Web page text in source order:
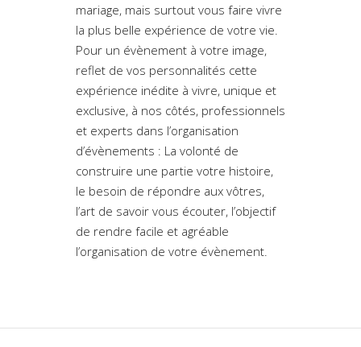
mariage, mais surtout vous faire vivre
la plus belle expérience de votre vie.
Pour un évènement à votre image,
reflet de vos personnalités cette
expérience inédite à vivre, unique et
exclusive, à nos côtés, professionnels
et experts dans l’organisation
d’évènements : La volonté de
construire une partie votre histoire,
le besoin de répondre aux vôtres,
l’art de savoir vous écouter, l’objectif
de rendre facile et agréable
l’organisation de votre évènement.